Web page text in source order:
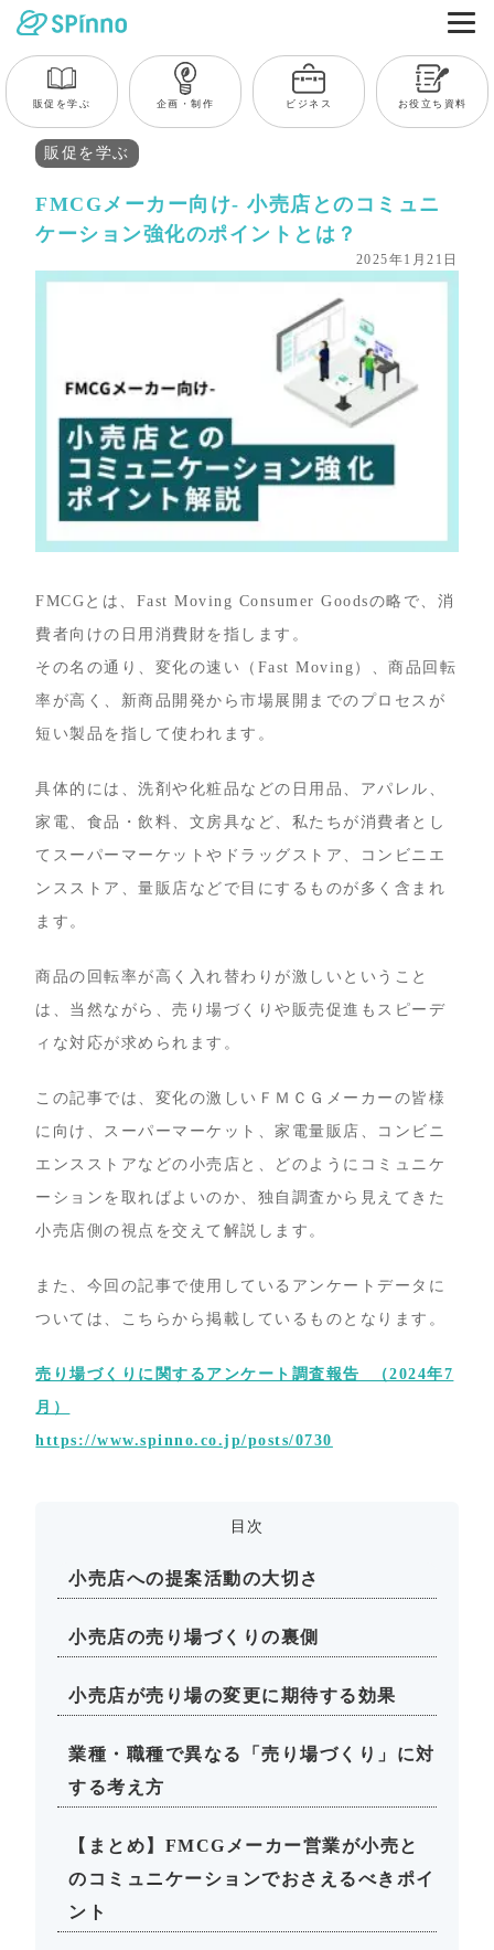
販促を学ぶ 企画・制作 ビジネス お役立ち資料
販促を学ぶ
FMCGメーカー向け- 小売店とのコミュニ
ケーション強化のポイントとは？
2025年1月21日
FMCGとは、Fast Moving Consumer Goodsの略で、消
費者向けの日用消費財を指します。
その名の通り、変化の速い（Fast Moving）、商品回転
率が高く、新商品開発から市場展開までのプロセスが
短い製品を指して使われます。
具体的には、洗剤や化粧品などの日用品、アパレル、
家電、食品・飲料、文房具など、私たちが消費者とし
てスーパーマーケットやドラッグストア、コンビニエ
ンスストア、量販店などで目にするものが多く含まれ
ます。
商品の回転率が高く入れ替わりが激しいということ
は、当然ながら、売り場づくりや販売促進もスピーデ
ィな対応が求められます。
この記事では、変化の激しいＦＭＣＧメーカーの皆様
に向け、スーパーマーケット、家電量販店、コンビニ
エンスストアなどの小売店と、どのようにコミュニケ
ーションを取ればよいのか、独自調査から見えてきた
小売店側の視点を交えて解説します。
また、今回の記事で使用しているアンケートデータに
ついては、こちらから掲載しているものとなります。
売り場づくりに関するアンケート調査報告 （2024年7
月）
https://www.spinno.co.jp/posts/0730
目次
小売店への提案活動の大切さ
小売店の売り場づくりの裏側
小売店が売り場の変更に期待する効果
業種・職種で異なる「売り場づくり」に対
する考え方
【まとめ】FMCGメーカー営業が小売と
のコミュニケーションでおさえるべきポイ
ント